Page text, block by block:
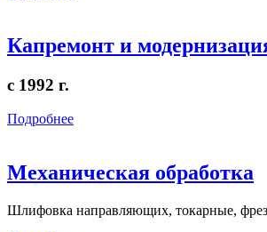
Капремонт и
с 1992 г.
Подробнее
Механическая обработка
Шлифовка направляющих, токарные,